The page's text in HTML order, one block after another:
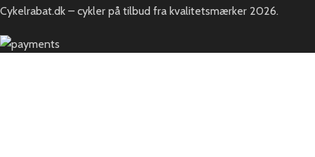
Cykelrabat.dk – cykler på tilbud fra kvalitetsmærker 2026.